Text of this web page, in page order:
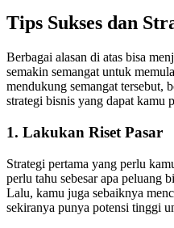
Tips Sukses dan
Berbagai alasan di atas bisa
semakin semangat untuk
mendukung semangat tersebut,
strategi bisnis yang dapat kamu
1. Lakukan Riset Pasar
Strategi pertama yang perlu
perlu tahu sebesar apa peluang
Lalu, kamu juga sebaiknya
sekiranya punya potensi tinggi